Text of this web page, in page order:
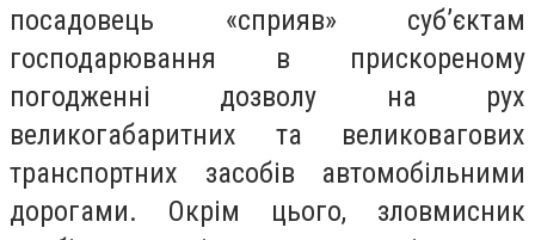
посадовець «сприяв» суб’єктам
господарювання в прискореному
погодженні дозволу на рух
великогабаритних та великовагових
транспортних засобів автомобільними
дорогами. Окрім цього, зловмисник